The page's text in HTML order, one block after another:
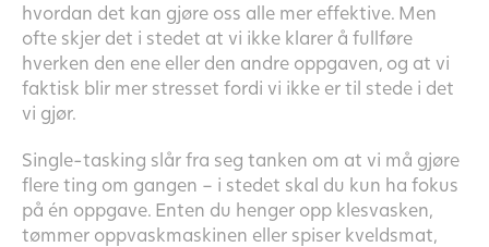
hvordan det kan gjøre oss alle mer effektive. Men
ofte skjer det i stedet at vi ikke klarer å fullføre
hverken den ene eller den andre oppgaven, og at vi
faktisk blir mer stresset fordi vi ikke er til stede i det
vi gjør.
Single-tasking slår fra seg tanken om at vi må gjøre
flere ting om gangen – i stedet skal du kun ha fokus
på én oppgave. Enten du henger opp klesvasken,
tømmer oppvaskmaskinen eller spiser kveldsmat,